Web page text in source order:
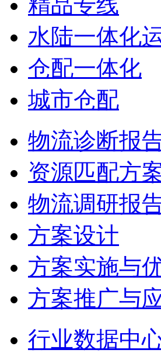
精品专线
水陆一体化
仓配一体化
城市仓配
物流诊断报
资源匹配方
物流调研报
方案设计
方案实施与
方案推广与
行业数据中